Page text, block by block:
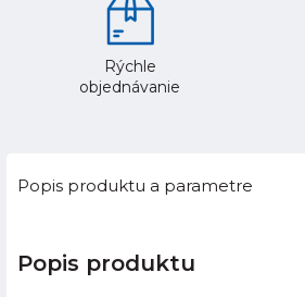
Rýchle
objednávanie
Popis produktu a parametre
Popis produktu